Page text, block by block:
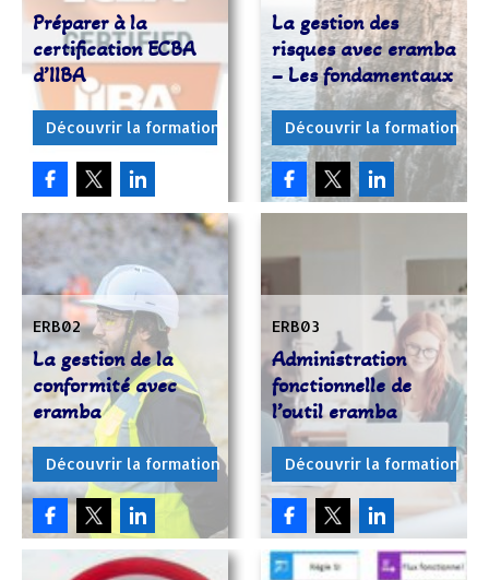
Préparer à la
certification ECBA
d’IIBA
Découvrir la formation
La gestion des
risques avec eramba
– Les fondamentaux
Découvrir la formation
ERB02
La gestion de la
conformité avec
eramba
Découvrir la formation
ERB03
Administration
fonctionnelle de
l’outil eramba
Découvrir la formation